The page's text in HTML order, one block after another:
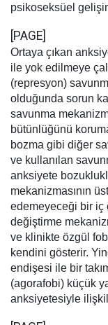
psikoseksüel
[PAGE]
Ortaya çıkan
ile yok edilmeye
(represyon)
olduğunda sorun
savunma
bütünlüğünü
bozma gibi diğer
ve kullanılan
anksiyete
mekanizmasının
edemeyeceği bir iç
değiştirme
ve klinikte özgül
kendini gösterir.
endişesi ile bir
(agorafobi) küçük
anksiyetesiyle